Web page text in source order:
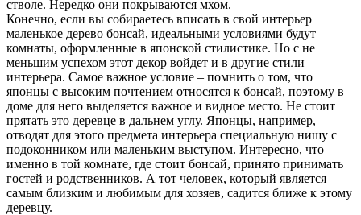
стволе. Нередко они покрываются мхом.
Конечно, если вы собираетесь вписать в свой интерьер
маленькое дерево бонсай, идеальными условиями будут
комнаты, оформленные в японской стилистике. Но с не
меньшим успехом этот декор войдет и в другие стили
интерьера. Самое важное условие – помнить о том, что
японцы с высоким почтением относятся к бонсай, поэтому в
доме для него выделяется важное и видное место. Не стоит
прятать это деревце в дальнем углу. Японцы, например,
отводят для этого предмета интерьера специальную нишу с
подоконником или маленьким выступом. Интересно, что
именно в той комнате, где стоит бонсай, принято принимать
гостей и родственников. А тот человек, который является
самым близким и любимым для хозяев, садится ближе к этому
деревцу.